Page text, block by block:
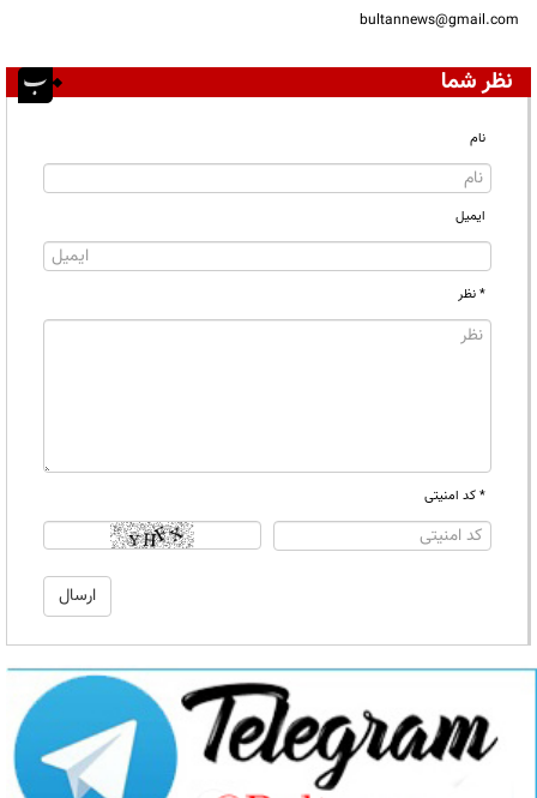
bultannews@gmail.com
نظر شما
نام
ایمیل
* نظر
* کد امنیتی